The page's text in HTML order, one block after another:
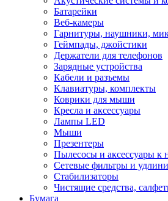
Батарейки
Веб-камеры
Гарнитуры, наушники,
Геймпады, джойстики
Держатели для телефонов
Зарядные устройства
Кабели и разъемы
Клавиатуры, комплекты
Коврики для мыши
Кресла и аксессуары
Лампы LED
Мыши
Презентеры
Пылесосы и аксессуары к
Сетевые фильтры и
Стабилизаторы
Чистящие средства,
Бумага